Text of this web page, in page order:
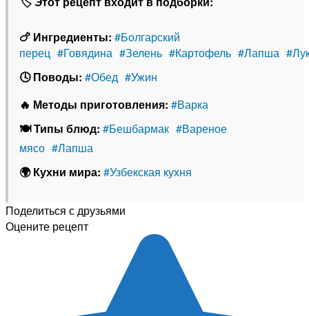
🍗 Ингредиенты: #Болгарский
перец #Говядина #Зелень #Картофель #Лапша
🕓 Поводы: #Обед #Ужин
🔥 Методы приготовления: #Варка
🍽 Типы блюд: #Бешбармак #Вареное
мясо #Лапша
🌍 Кухни мира: #Узбекская кухня
Поделиться с друзьями
Оцените рецепт